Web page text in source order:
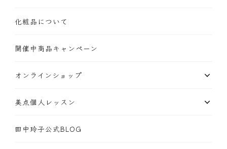
化粧品について
開催中商品キャンペーン
オンラインショップ
美点個人レッスン
田中玲子公式BLOG